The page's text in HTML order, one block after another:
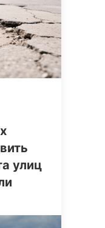
улиц